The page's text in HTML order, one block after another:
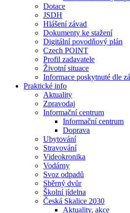
Dotace
JSDH
Hlášení závad
Dokumenty ke stažení
Digitální povodňový plán
Czech POINT
Profil zadavatele
Životní situace
Informace poskytnuté dle
Praktické info
Aktuality
Zpravodaj
Informační centrum
Informační centrum
Doprava
Ubytování
Stravování
Videokronika
Vodárny
Svoz odpadů
Sběrný dvůr
Školní jídelna
Česká Skalice 2030
Aktuality, akce